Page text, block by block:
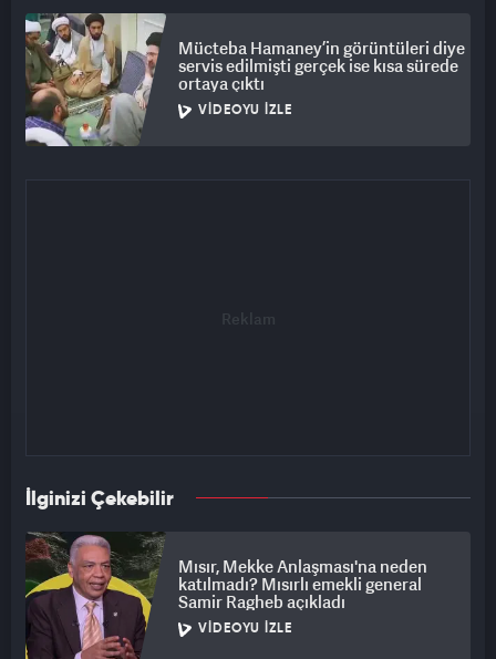
Mücteba Hamaney’in görüntüleri diye
servis edilmişti gerçek ise kısa sürede
ortaya çıktı
VIDEOYU İZLE
İlginizi Çekebilir
Mısır, Mekke Anlaşması'na neden
katılmadı? Mısırlı emekli general
Samir Ragheb açıkladı
VIDEOYU İZLE